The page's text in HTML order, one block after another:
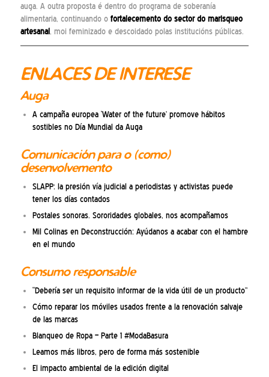
auga. A outra proposta é dentro do programa de soberanía
alimentaria, continuando ofortalecemento do sector do marisqueo
artesanal, moi feminizado e descoidado polas institucións públicas.
ENLACES DE INTERESE
Auga
A campaña europea ‘Water of the future’ promove hábitos
sostibles no Día Mundial da Auga
Comunicación para o (como)
desenvolvemento
SLAPP: la presión vía judicial a periodistas y activistas puede
tener los días contados
Postales sonoras. Sororidades globales, nos acompañamos
Mil Colinas en Deconstrucción: Ayúdanos a acabar con el hambre
en el mundo
Consumo responsable
“Debería ser un requisito informar de la vida útil de un producto”
Cómo reparar los móviles usados frente a la renovación salvaje
de las marcas
Blanqueo de Ropa – Parte 1 #ModaBasura
Leamos más libros, pero de forma más sostenible
El impacto ambiental de la edición digital